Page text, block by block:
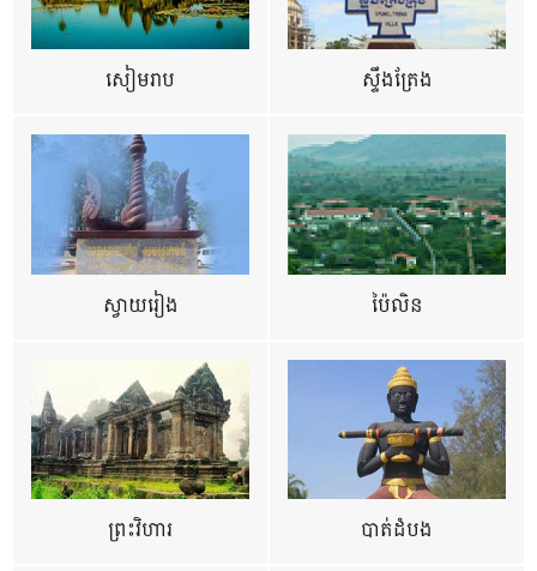
សៀមរាប ស្ទឹងត្រែង
ស្វាយរៀង ប៉ៃលិន
ព្រះវិហារ បាត់ដំបង